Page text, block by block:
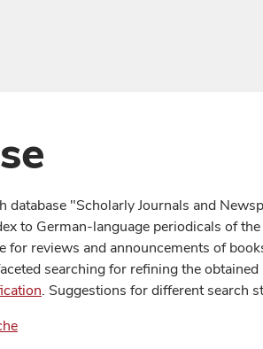
database "Scholarly Journals and
to German-language periodicals of
for reviews and announcements of
searching for refining the
. Suggestions for different search